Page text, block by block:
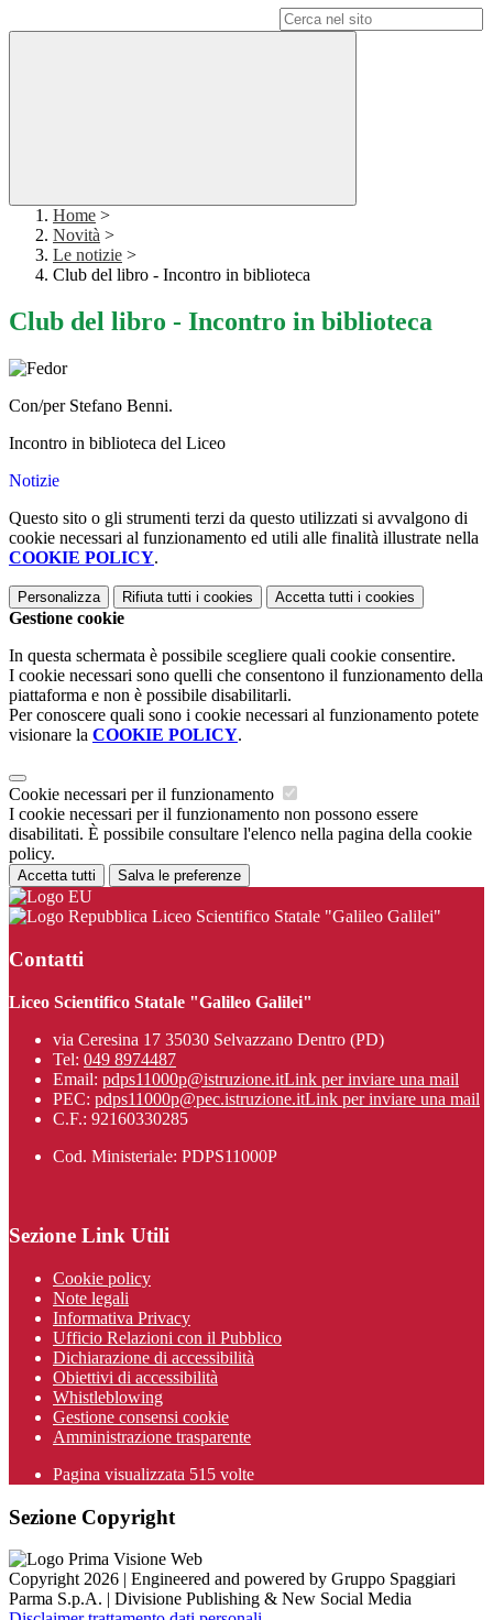
Home >
Novità >
Le notizie >
Club del libro - Incontro in biblioteca
Club del libro - Incontro in biblioteca
Con/per Stefano Benni.
Incontro in biblioteca del Liceo
Notizie
Questo sito o gli strumenti terzi da questo utilizzati si avvalgono di
cookie necessari al funzionamento ed utili alle finalità illustrate nella
COOKIE POLICY.
Personalizza Rifiuta tutti i cookies Accetta tutti i cookies
Gestione cookie
In questa schermata è possibile scegliere quali cookie consentire.
I cookie necessari sono quelli che consentono il funzionamento della
piattaforma e non è possibile disabilitarli.
Per conoscere quali sono i cookie necessari al funzionamento potete
visionare la COOKIE POLICY.
Cookie necessari per il funzionamento
I cookie necessari per il funzionamento non possono essere
disabilitati. È possibile consultare l'elenco nella pagina della cookie
policy.
Accetta tutti Salva le preferenze
Liceo Scientifico Statale "Galileo Galilei"
Contatti
Liceo Scientifico Statale "Galileo Galilei"
via Ceresina 17 35030 Selvazzano Dentro (PD)
Tel: 049 8974487
Email: pdps11000p@istruzione.itLink per inviare una mail
PEC: pdps11000p@pec.istruzione.itLink per inviare una mail
C.F.: 92160330285
Cod. Ministeriale: PDPS11000P
Sezione Link Utili
Cookie policy
Note legali
Informativa Privacy
Ufficio Relazioni con il Pubblico
Dichiarazione di accessibilità
Obiettivi di accessibilità
Whistleblowing
Gestione consensi cookie
Amministrazione trasparente
Pagina visualizzata 515 volte
Sezione Copyright
Copyright 2026 | Engineered and powered by Gruppo Spaggiari
Parma S.p.A. | Divisione Publishing & New Social Media